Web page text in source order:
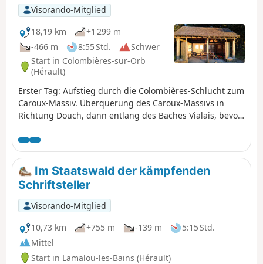
Visorando-Mitglied
18,19 km
+1 299 m
-466 m
8:55 Std.
Schwer
Start in Colombières-sur-Orb
(Hérault)
Erster Tag: Aufstieg durch die Colombières-Schlucht zum
Caroux-Massiv. Überquerung des Caroux-Massivs in
Richtung Douch, dann entlang des Baches Vialais, bevor
sich für die Nacht niederlässt.
Im Staatswald der kämpfenden
Schriftsteller
Visorando-Mitglied
10,73 km
+755 m -139 m
5:15 Std.
Mittel
Start in Lamalou-les-Bains (Hérault)